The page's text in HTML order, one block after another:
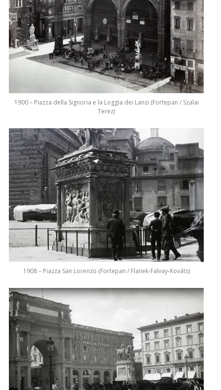
1900 – Piazza della Signoria e la Loggia dei Lanzi (Fortepan / Szalai
Terez)
1908 – Piazza San Lorenzo (Fortepan / Flanek-Falvay-Kováts)